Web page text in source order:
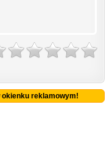
okienku reklamowym!